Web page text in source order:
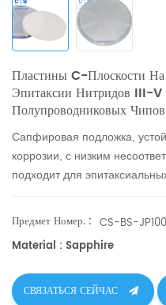
Пластины C-Плоскости
Эпитаксии Нитридов III-V
Полупроводниковых Чипов
Сапфировая подложка,
коррозии, с низким
подходит для
Предмет Номер. : CS-BS-
Material : Sapphire
СВЯЗАТЬСЯ СЕЙЧАС